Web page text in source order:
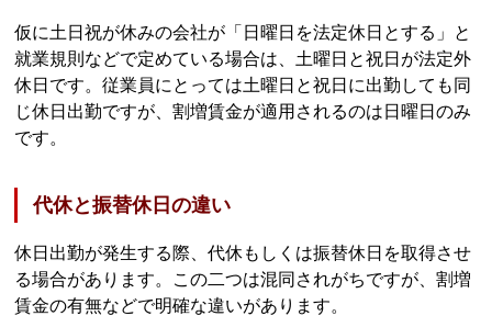
仮に土日祝が休みの会社が「日曜日を法定休日とする」と
就業規則などで定めている場合は、土曜日と祝日が法定外
休日です。従業員にとっては土曜日と祝日に出勤しても同
じ休日出勤ですが、割増賃金が適用されるのは日曜日のみ
です。
代休と振替休日の違い
休日出勤が発生する際、代休もしくは振替休日を取得させ
る場合があります。この二つは混同されがちですが、割増
賃金の有無などで明確な違いがあります。